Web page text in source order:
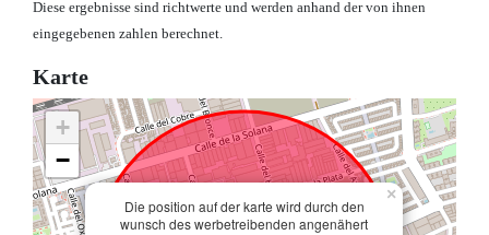
Diese ergebnisse sind richtwerte und werden anhand der von ihnen
eingegebenen zahlen berechnet.
Karte
Die position auf der karte wird durch den
wunsch des werbetreibenden angenähert
×
+
−